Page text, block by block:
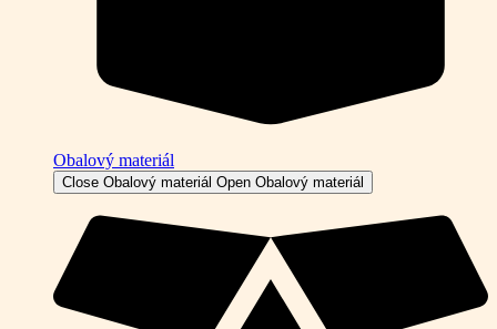
Obalový materiál
Close Obalový materiál Open Obalový materiál